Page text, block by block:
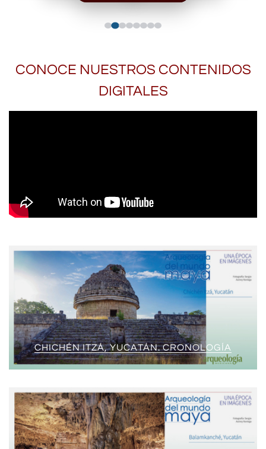
CONOCE NUESTROS CONTENIDOS
DIGITALES
CHICHÉN ITZÁ, YUCATÁN. CRONOLOGÍA